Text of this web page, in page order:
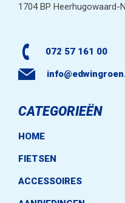
1704 BP Heerhugowaard-
072 57 161 00
CATEGORIEËN
HOME
FIETSEN
ACCESSOIRES